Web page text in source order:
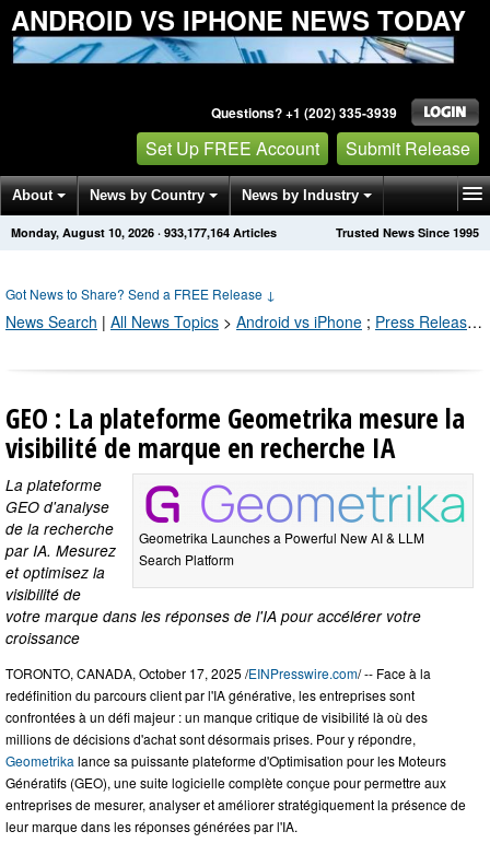
ANDROID VS IPHONE NEWS TODAY
Questions? +1 (202) 335-3939
Set Up FREE Account Submit Release
About News by Country News by Industry
Get News Alerts Press Releases Trusted News Since 1995
Monday, August 10, 2026 · 933,177,169 Articles
Got News to Share? Send a FREE Release ↓
News Search | All News Topics > Android vs iPhone ; Press Releases by Industry Channel
GEO : La plateforme Geometrika mesure la
visibilité de marque en recherche IA
Geometrika Launches a Powerful New AI & LLM
Search Platform
La plateforme
GEO d'analyse
de la recherche
par IA. Mesurez
et optimisez la
visibilité de
votre marque dans les réponses de l'IA pour accélérer votre
croissance
TORONTO, CANADA, October 17, 2025 /EINPresswire.com/ -- Face à la
redéfinition du parcours client par l'IA générative, les entreprises sont
confrontées à un défi majeur : un manque critique de visibilité là où des
millions de décisions d'achat sont désormais prises. Pour y répondre,
Geometrika lance sa puissante plateforme d'Optimisation pour les Moteurs
Génératifs (GEO), une suite logicielle complète conçue pour permettre aux
entreprises de mesurer, analyser et améliorer stratégiquement la présence de
leur marque dans les réponses générées par l'IA.